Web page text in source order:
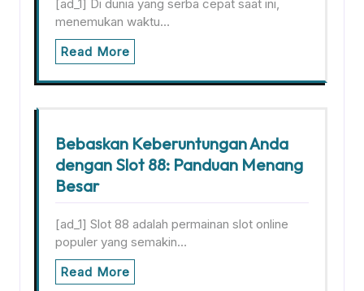
[ad_1] Di dunia yang serba cepat saat ini,
menemukan waktu…
Read More
Bebaskan Keberuntungan Anda
dengan Slot 88: Panduan Menang
Besar
[ad_1] Slot 88 adalah permainan slot online
populer yang semakin…
Read More